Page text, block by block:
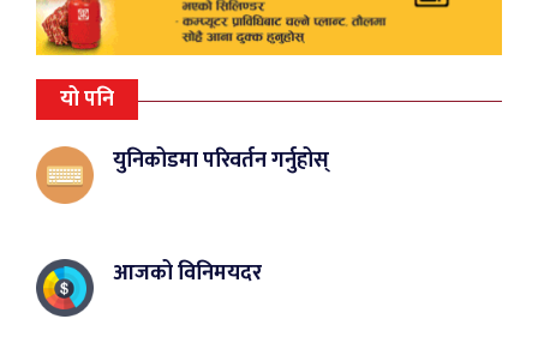
यो पनि
युनिकोडमा परिवर्तन गर्नुहोस्
आजको विनिमयदर